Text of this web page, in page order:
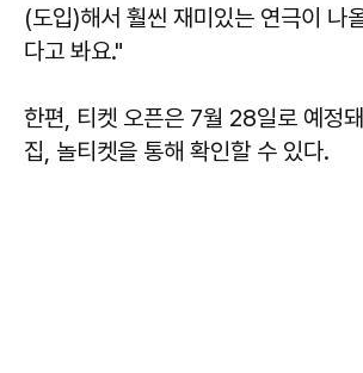
(도입)해서 훨씬 재미있는 연극이 나
다고 봐요."
한편, 티켓 오픈은 7월 28일로 예정
집, 놀티켓을 통해 확인할 수 있다.